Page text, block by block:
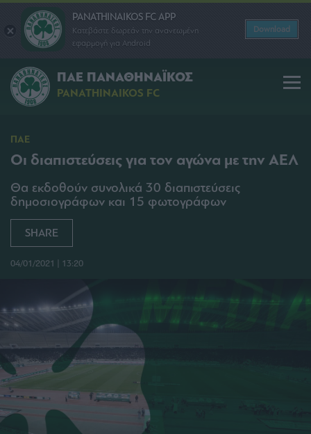
PANATHINAIKOS FC APP
Κατεβάστε δωρεάν την ανανεωμένη
εφαρμογή για Android
Download
ΠΑΕ ΠΑΝΑΘΗΝΑΪΚΟΣ
PANATHINAIKOS FC
ΠΑΕ
Οι διαπιστεύσεις για τον αγώνα με την ΑΕΛ
Θα εκδοθούν συνολικά 30 διαπιστεύσεις
δημοσιογράφων και 15 φωτογράφων
SHARE
04/01/2021 | 13:20